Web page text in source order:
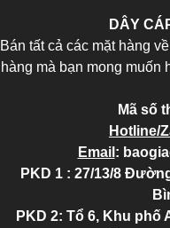
DÂY
Bán tất cả các mặt hàng
hàng mà bạn mong
Mã số
Hotline/
Email :
PKD 1 : 27/13/8
PKD 2: Tổ 6, Khu phố